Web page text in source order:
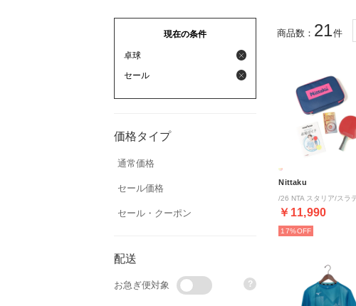
現在の条件
卓球
セール
価格タイプ
通常価格
セール価格
セール・クーポン
配送
お急ぎ便対象 ?
商品数： 21件
Nittaku
￥11,990
17%